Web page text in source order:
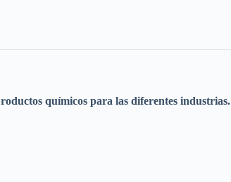
químicos para las diferentes industrias.